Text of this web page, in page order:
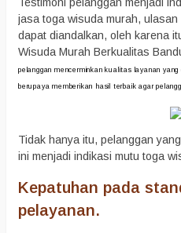
jasa toga wisuda murah,
dapat diandalkan, oleh karena
Wisuda Murah Berkualitas
pelanggan mencerminkan kualitas layanan
berupaya memberikan hasil terbaik agar
Tidak hanya itu, pelanggan
ini menjadi indikasi mutu toga
Kepatuhan pada
pelayanan.